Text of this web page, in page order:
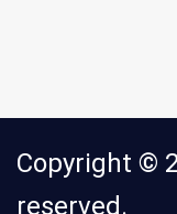
Copyright ©
reserved.